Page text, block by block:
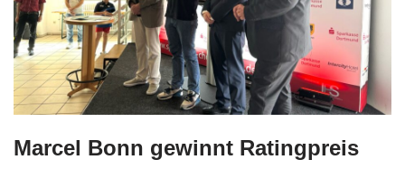
Marcel Bonn gewinnt Ratingpreis